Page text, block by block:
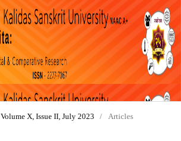
Volume X, Issue II, July 2023 / Articles